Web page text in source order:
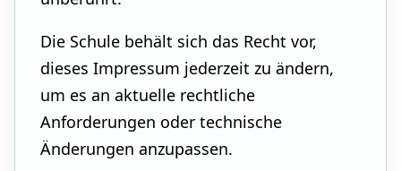
Die Schule behält sich das Recht vor,
dieses Impressum jederzeit zu ändern,
um es an aktuelle rechtliche
Anforderungen oder technische
Änderungen anzupassen.